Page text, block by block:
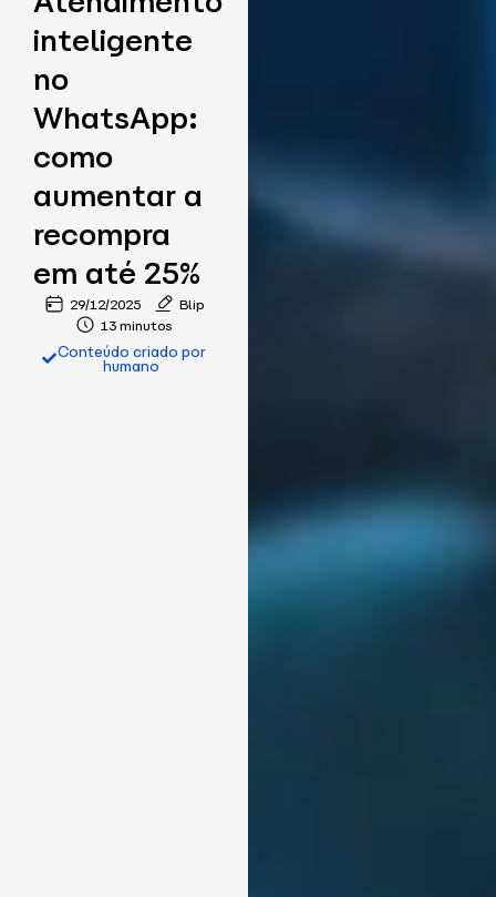
inteligente
no
WhatsApp:
como
aumentar a
recompra
em até 25%
29/12/2025
Blip
13 minutos
Conteúdo criado por
humano